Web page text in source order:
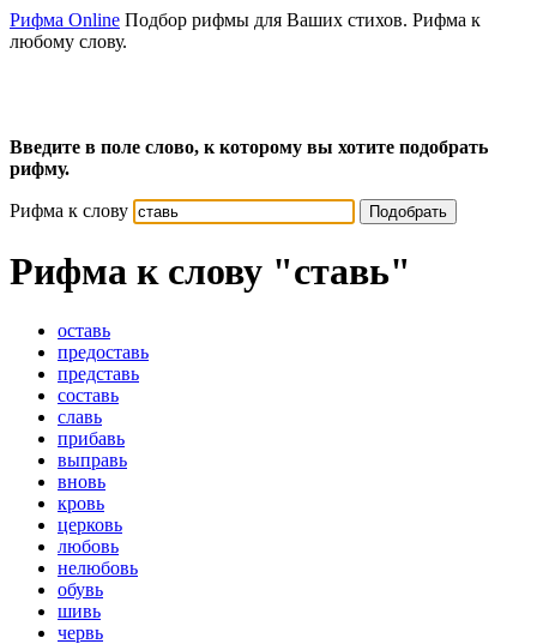
Рифма Online Подбор рифмы для Ваших стихов. Рифма к
любому слову.
Введите в поле слово, к которому вы хотите подобрать
рифму.
Рифма к слову Подобрать
Рифма к слову "ставь"
оставь
предоставь
представь
составь
славь
прибавь
выправь
вновь
кровь
церковь
любовь
нелюбовь
обувь
шивь
червь